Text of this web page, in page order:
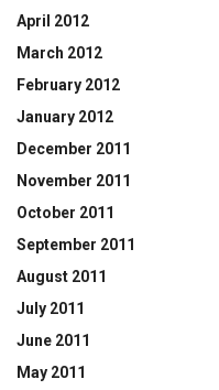
April 2012
March 2012
February 2012
January 2012
December 2011
November 2011
October 2011
September 2011
August 2011
July 2011
June 2011
May 2011